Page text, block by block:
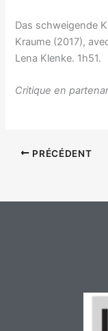
Das schweigende
Kraume (2017),
Lena Klenke. 1h51.
Critique en
PRÉCÉDENT